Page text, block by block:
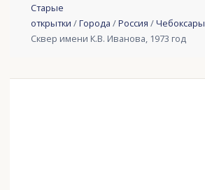
Старые
открытки /Города /Россия /Чебоксары
Сквер имени К.В. Иванова, 1973 год